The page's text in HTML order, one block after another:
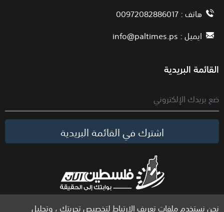
نحن نستخدم ملفات تعريف الارتباط لتخصيص تجربتك ، وتحليل
هاتف : 00972082886017
ايميل :info@paltimes.ps
القائمة البريدية
اشترك في القائمة البريدية